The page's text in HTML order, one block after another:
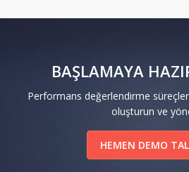
BAŞLAMAYA
Performans değerlendirme
oluşturun ve
HEMEN DEMO